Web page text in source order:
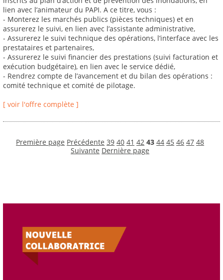
lien avec l’animateur du PAPI. A ce titre, vous :
- Monterez les marchés publics (pièces techniques) et en
assurerez le suivi, en lien avec l’assistante administrative,
- Assurerez le suivi technique des opérations, l’interface avec les
prestataires et partenaires,
- Assurerez le suivi financier des prestations (suivi facturation et
exécution budgétaire), en lien avec le service dédié,
- Rendrez compte de l’avancement et du bilan des opérations :
comité technique et comité de pilotage.
[ voir l'offre complète ]
Première page Précédente 39 40 41 42 43 44 45 46 47 48
Suivante Dernière page